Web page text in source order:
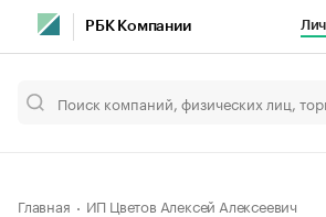
РБК Компании
Главная ИП Цветов Алексей Алексеевич